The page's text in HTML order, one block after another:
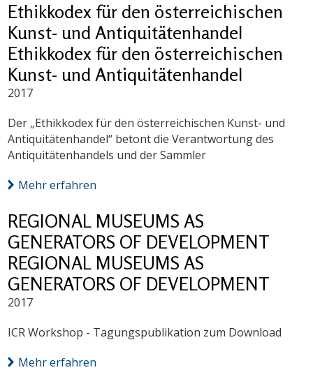
Ethikkodex für den österreichischen
Kunst- und Antiquitätenhandel
Ethikkodex für den österreichischen
Kunst- und Antiquitätenhandel
2017
Der „Ethikkodex für den österreichischen Kunst- und
Antiquitätenhandel“ betont die Verantwortung des
Antiquitätenhandels und der Sammler
Mehr erfahren
REGIONAL MUSEUMS AS
GENERATORS OF DEVELOPMENT
REGIONAL MUSEUMS AS
GENERATORS OF DEVELOPMENT
2017
ICR Workshop - Tagungspublikation zum Download
Mehr erfahren